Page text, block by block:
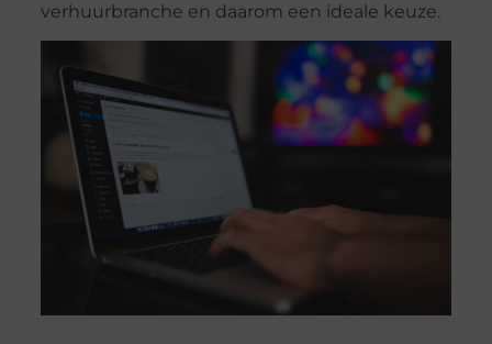
verhuurbranche en daarom een ideale keuze.